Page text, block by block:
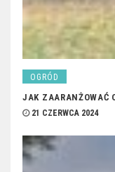
OGRÓD
JAK ZAARANŻOWAĆ
21 CZERWCA 2024